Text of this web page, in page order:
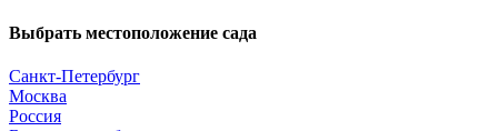
Выбрать местоположение сада
Санкт-Петербург
Москва
Россия